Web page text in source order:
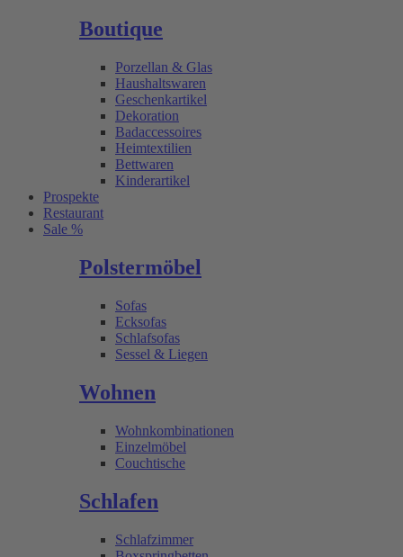
Boutique
Porzellan & Glas
Haushaltswaren
Geschenkartikel
Dekoration
Badaccessoires
Heimtextilien
Bettwaren
Kinderartikel
Prospekte
Restaurant
Sale %
Polstermöbel
Sofas
Ecksofas
Schlafsofas
Sessel & Liegen
Wohnen
Wohnkombinationen
Einzelmöbel
Couchtische
Schlafen
Schlafzimmer